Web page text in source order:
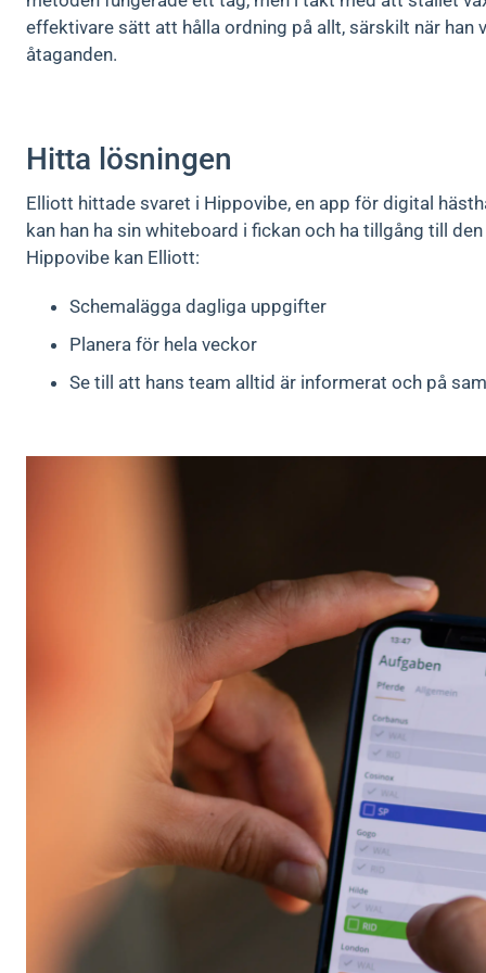
effektivare sätt att hålla ordning på allt, särskilt när han
åtaganden.
Hitta lösningen
Elliott hittade svaret i Hippovibe, en app för digital
kan han ha sin whiteboard i fickan och ha tillgång till
Hippovibe kan Elliott:
Schemalägga dagliga uppgifter
Planera för hela veckor
Se till att hans team alltid är informerat och på